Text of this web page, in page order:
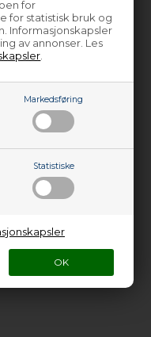
for
for statistisk bruk og
Informasjonskapsler
av annonser. Les
Markedsføring
Statistiske